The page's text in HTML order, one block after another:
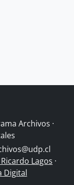
Archivos ·
Lagos ·
Digital